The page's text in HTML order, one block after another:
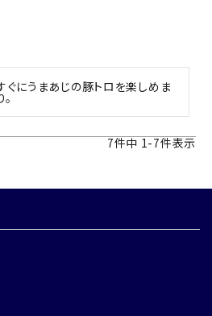
ぐにうまあじの豚トロを楽しめま
7件中 1-7件表示